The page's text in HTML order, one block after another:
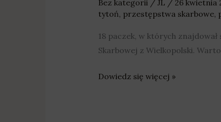
Bez kategorii/ JL / 26 kwietnia
tytoń, przestępstwa skarbowe,
18 paczek, w których
Skarbowej z Wielkopolski.
Dowiedz się więcej »